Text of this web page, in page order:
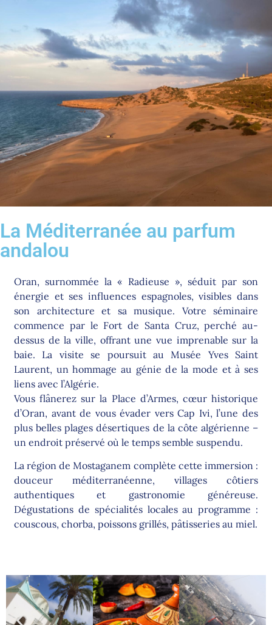
La Méditerranée au parfum
andalou
Oran, surnommée la « Radieuse », séduit par son
énergie et ses influences espagnoles, visibles dans
son architecture et sa musique. Votre séminaire
commence par le Fort de Santa Cruz, perché au-
dessus de la ville, offrant une vue imprenable sur la
baie. La visite se poursuit au Musée Yves Saint
Laurent, un hommage au génie de la mode et à ses
liens avec l’Algérie.
Vous flânerez sur la Place d’Armes, cœur historique
d’Oran, avant de vous évader vers Cap Ivi, l’une des
plus belles plages désertiques de la côte algérienne –
un endroit préservé où le temps semble suspendu.
La région de Mostaganem complète cette immersion :
douceur méditerranéenne, villages côtiers
authentiques et gastronomie généreuse.
Dégustations de spécialités locales au programme :
couscous, chorba, poissons grillés, pâtisseries au miel.